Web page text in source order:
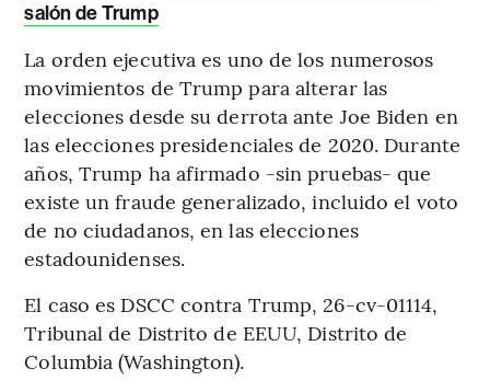
salón de Trump
La orden ejecutiva es uno de los numerosos
movimientos de Trump para alterar las
elecciones desde su derrota ante Joe Biden en
las elecciones presidenciales de 2020. Durante
años, Trump ha afirmado -sin pruebas- que
existe un fraude generalizado, incluido el voto
de no ciudadanos, en las elecciones
estadounidenses.
El caso es DSCC contra Trump, 26-cv-01114,
Tribunal de Distrito de EEUU, Distrito de
Columbia (Washington).